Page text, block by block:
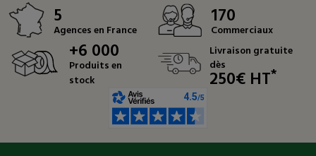
5
Agences en France
170
Commerciaux
+6 000
Produits en
stock
Livraison gratuite
dès
250€ HT*